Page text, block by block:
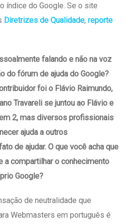
índice do Google. Se o site
Diretrizes de Qualidade, reporte
falando e não na voz
do fórum de ajuda do Google?
foi o Flávio Raimundo,
Travareli se juntou ao Flávio e
2, mas diversos profissionais
ajuda a outros
de ajudar. O que você acha que
a compartilhar o conhecimento
Google?
de neutralidade que
Webmasters em português é